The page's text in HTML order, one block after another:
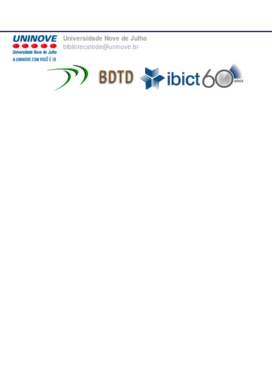
Universidade Nove de Julho
bibliotecatede@uninove.br